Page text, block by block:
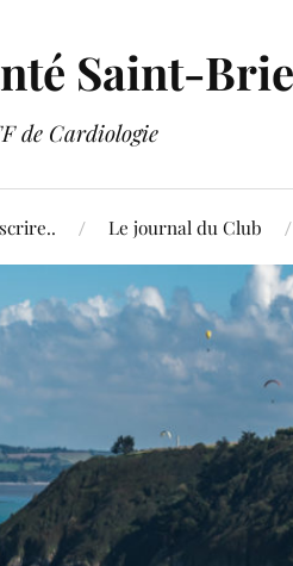
Saint-
de Cardiologie
Le journal du Club